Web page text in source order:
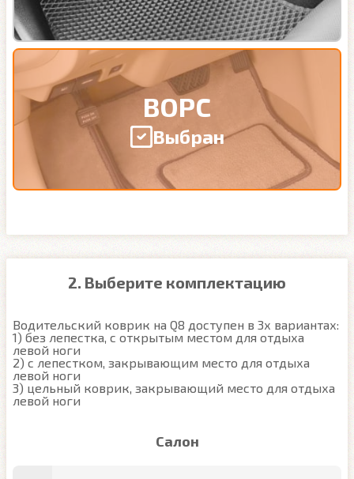
ВОРС
Выбран
2. Выберите комплектацию
Водительский коврик на Q8 доступен в 3х вариантах:
1) без лепестка, с открытым местом для отдыха
левой ноги
2) с лепестком, закрывающим место для отдыха
левой ноги
3) цельный коврик, закрывающий место для отдыха
левой ноги
Салон